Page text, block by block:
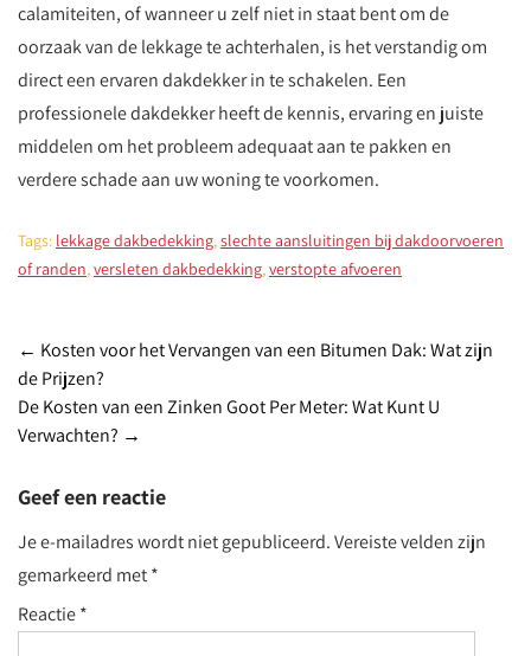
calamiteiten, of wanneer u zelf niet in staat bent om de
oorzaak van de lekkage te achterhalen, is het verstandig om
direct een ervaren dakdekker in te schakelen. Een
professionele dakdekker heeft de kennis, ervaring en juiste
middelen om het probleem adequaat aan te pakken en
verdere schade aan uw woning te voorkomen.
Tags: lekkage dakbedekking,slechte aansluitingen bij dakdoorvoeren
of randen,versleten dakbedekking,verstopte afvoeren
Post
navigation
← Kosten voor het Vervangen van een Bitumen Dak: Wat zijn
de Prijzen?
De Kosten van een Zinken Goot Per Meter: Wat Kunt U
Verwachten? →
Geef een reactie
Je e-mailadres wordt niet gepubliceerd.Vereiste velden zijn
gemarkeerd met*
Reactie*